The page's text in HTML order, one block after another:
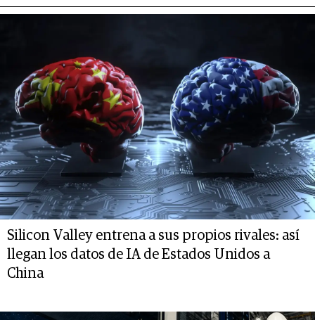
Silicon Valley entrena a sus propios rivales: así
llegan los datos de IA de Estados Unidos a
China